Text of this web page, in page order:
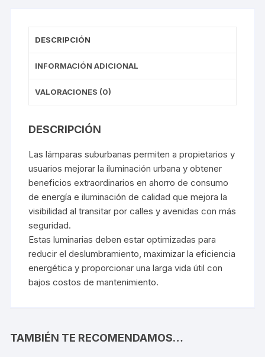
DESCRIPCIÓN
INFORMACIÓN ADICIONAL
VALORACIONES (0)
DESCRIPCIÓN
Las lámparas suburbanas permiten a propietarios y
usuarios mejorar la iluminación urbana y obtener
beneficios extraordinarios en ahorro de consumo
de energía e iluminación de calidad que mejora la
visibilidad al transitar por calles y avenidas con más
seguridad.
Estas luminarias deben estar optimizadas para
reducir el deslumbramiento, maximizar la eficiencia
energética y proporcionar una larga vida útil con
bajos costos de mantenimiento.
TAMBIÉN TE RECOMENDAMOS…